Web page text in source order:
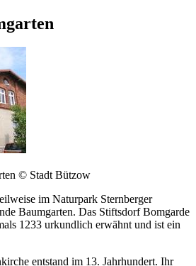
© Stadt Bützow
im Naturpark Sternberger
Baumgarten. Das Stiftsdorf Bomgarde
1233 urkundlich erwähnt und ist ein
entstand im 13. Jahrhundert. Ihr